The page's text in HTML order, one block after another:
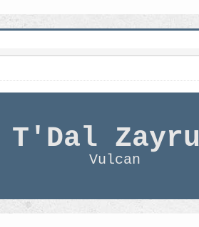
T'Dal
Vulcan